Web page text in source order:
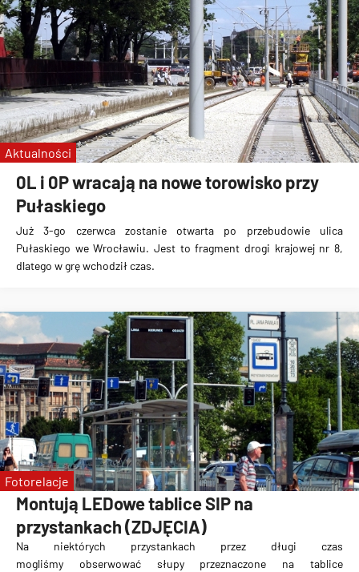
0L i 0P wracają na nowe torowisko przy
Pułaskiego
Już 3-go czerwca zostanie otwarta po przebudowie ulica
Pułaskiego we Wrocławiu. Jest to fragment drogi krajowej nr 8,
dlatego w grę wchodził czas.
Aktualności
Montują LEDowe tablice SIP na
przystankach (ZDJĘCIA)
Na niektórych przystankach przez długi czas
mogliśmy obserwować słupy przeznaczone na tablice
Fotorelacje